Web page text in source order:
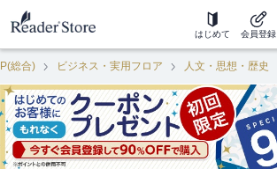
はじめて 会員登録
総合) ビジネス・実用フロア 人文・思想・歴史